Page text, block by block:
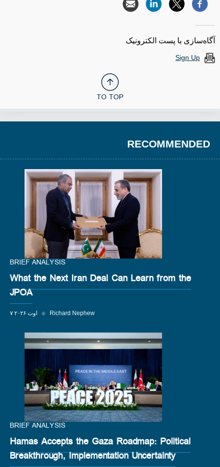
آگاه‌سازی با پست الکترونیک
Sign Up
TO TOP
RECOMMENDED
BRIEF ANALYSIS
What the Next Iran Deal Can Learn from the
JPOA
۷ اوت ۲۰۲۶ ◆ Richard Nephew
BRIEF ANALYSIS
Hamas Accepts the Gaza Roadmap: Political
Breakthrough, Implementation Uncertainty